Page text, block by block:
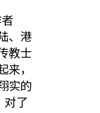
、港
教士
，
实的
对了